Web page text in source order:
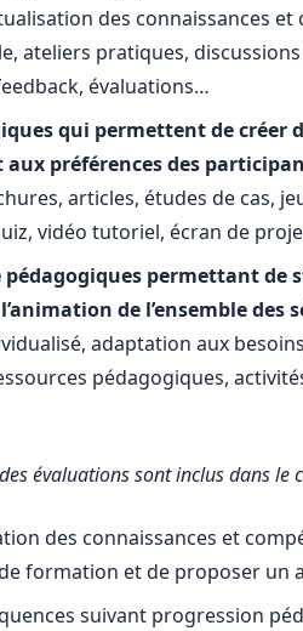
des connaissances
ateliers pratiques,
évaluations…
qui permettent de créer
préférences des
articles, études de cas,
vidéo tutoriel, écran de
permettant de
de l’ensemble
adaptation aux
pédagogiques,
évaluations sont inclus dans le
des connaissances et
formation et de proposer un
suivant progression